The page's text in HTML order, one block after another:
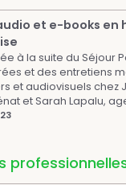
et e-books
à la suite du Séjour
et des entretiens
et audiovisuels chez
et Sarah Lapalu,